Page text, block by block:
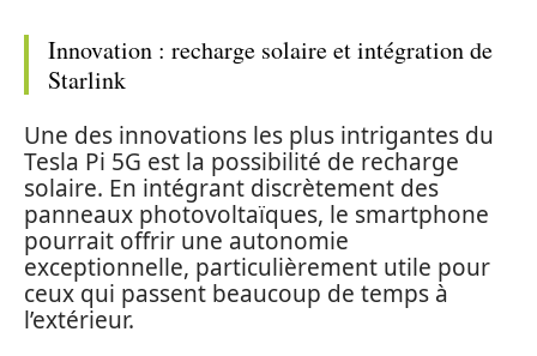
Innovation : recharge solaire et intégration de
Starlink
Une des innovations les plus intrigantes du
Tesla Pi 5G est la possibilité de recharge
solaire. En intégrant discrètement des
panneaux photovoltaïques, le smartphone
pourrait offrir une autonomie
exceptionnelle, particulièrement utile pour
ceux qui passent beaucoup de temps à
l’extérieur.